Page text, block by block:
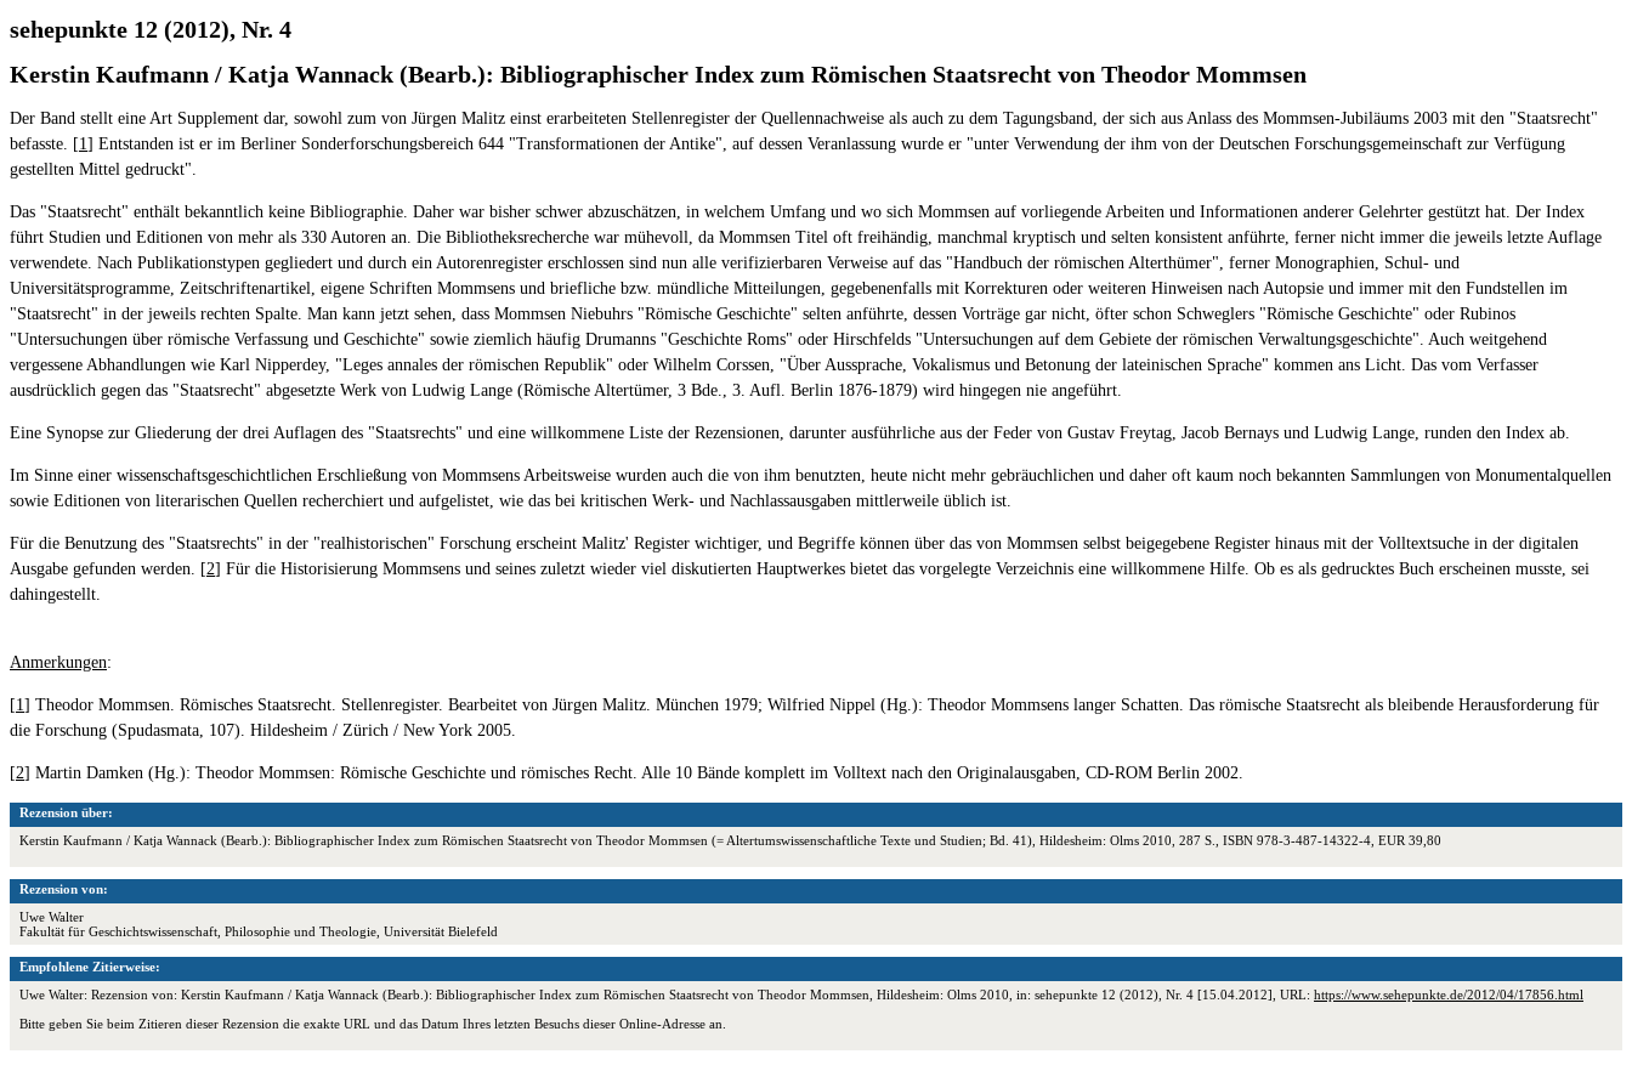
sehepunkte 12 (2012), Nr. 4
Kerstin Kaufmann / Katja Wannack (Bearb.): Bibliographischer Index zum Römischen Staatsrecht von Theodor Mommsen
Der Band stellt eine Art Supplement dar, sowohl zum von Jürgen Malitz einst erarbeiteten Stellenregister der Quellennachweise als auch zu dem Tagungsband, der sich aus Anlass des Mommsen-Jubiläums 2003 mit den "Staatsrecht"
befasste. [1 ] Entstanden ist er im Berliner Sonderforschungsbereich 644 "Transformationen der Antike", auf dessen Veranlassung wurde er "unter Verwendung der ihm von der Deutschen Forschungsgemeinschaft zur Verfügung
gestellten Mittel gedruckt".
Das "Staatsrecht" enthält bekanntlich keine Bibliographie. Daher war bisher schwer abzuschätzen, in welchem Umfang und wo sich Mommsen auf vorliegende Arbeiten und Informationen anderer Gelehrter gestützt hat. Der Index
führt Studien und Editionen von mehr als 330 Autoren an. Die Bibliotheksrecherche war mühevoll, da Mommsen Titel oft freihändig, manchmal kryptisch und selten konsistent anführte, ferner nicht immer die jeweils letzte Auflage
verwendete. Nach Publikationstypen gegliedert und durch ein Autorenregister erschlossen sind nun alle verifizierbaren Verweise auf das "Handbuch der römischen Alterthümer", ferner Monographien, Schul- und
Universitätsprogramme, Zeitschriftenartikel, eigene Schriften Mommsens und briefliche bzw. mündliche Mitteilungen, gegebenenfalls mit Korrekturen oder weiteren Hinweisen nach Autopsie und immer mit den Fundstellen im
"Staatsrecht" in der jeweils rechten Spalte. Man kann jetzt sehen, dass Mommsen Niebuhrs "Römische Geschichte" selten anführte, dessen Vorträge gar nicht, öfter schon Schweglers "Römische Geschichte" oder Rubinos
"Untersuchungen über römische Verfassung und Geschichte" sowie ziemlich häufig Drumanns "Geschichte Roms" oder Hirschfelds "Untersuchungen auf dem Gebiete der römischen Verwaltungsgeschichte". Auch weitgehend
vergessene Abhandlungen wie Karl Nipperdey, "Leges annales der römischen Republik" oder Wilhelm Corssen, "Über Aussprache, Vokalismus und Betonung der lateinischen Sprache" kommen ans Licht. Das vom Verfasser
ausdrücklich gegen das "Staatsrecht" abgesetzte Werk von Ludwig Lange (Römische Altertümer, 3 Bde., 3. Aufl. Berlin 1876-1879) wird hingegen nie angeführt.
Eine Synopse zur Gliederung der drei Auflagen des "Staatsrechts" und eine willkommene Liste der Rezensionen, darunter ausführliche aus der Feder von Gustav Freytag, Jacob Bernays und Ludwig Lange, runden den Index ab.
Im Sinne einer wissenschaftsgeschichtlichen Erschließung von Mommsens Arbeitsweise wurden auch die von ihm benutzten, heute nicht mehr gebräuchlichen und daher oft kaum noch bekannten Sammlungen von Monumentalquellen
sowie Editionen von literarischen Quellen recherchiert und aufgelistet, wie das bei kritischen Werk- und Nachlassausgaben mittlerweile üblich ist.
Für die Benutzung des "Staatsrechts" in der "realhistorischen" Forschung erscheint Malitz' Register wichtiger, und Begriffe können über das von Mommsen selbst beigegebene Register hinaus mit der Volltextsuche in der digitalen
Ausgabe gefunden werden. [2] Für die Historisierung Mommsens und seines zuletzt wieder viel diskutierten Hauptwerkes bietet das vorgelegte Verzeichnis eine willkommene Hilfe. Ob es als gedrucktes Buch erscheinen musste, sei
dahingestellt.
Anmerkungen:
[1 ] Theodor Mommsen. Römisches Staatsrecht. Stellenregister. Bearbeitet von Jürgen Malitz. München 1979; Wilfried Nippel (Hg.): Theodor Mommsens langer Schatten. Das römische Staatsrecht als bleibende Herausforderung für
die Forschung (Spudasmata, 107). Hildesheim / Zürich / New York 2005.
[2] Martin Damken (Hg.): Theodor Mommsen: Römische Geschichte und römisches Recht. Alle 10 Bände komplett im Volltext nach den Originalausgaben, CD-ROM Berlin 2002.
Rezension über:
Kerstin Kaufmann / Katja Wannack (Bearb.): Bibliographischer Index zum Römischen Staatsrecht von Theodor Mommsen (= Altertumswissenschaftliche Texte und Studien; Bd. 41), Hildesheim: Olms 2010, 287 S., ISBN 978-3-487-14322-4, EUR 39,80
Rezension von:
Uwe Walter
Fakultät für Geschichtswissenschaft, Philosophie und Theologie, Universität Bielefeld
Empfohlene Zitierweise:
Uwe Walter: Rezension von: Kerstin Kaufmann / Katja Wannack (Bearb.): Bibliographischer Index zum Römischen Staatsrecht von Theodor Mommsen, Hildesheim: Olms 2010, in: sehepunkte 12 (2012), Nr. 4 [15.04.2012], URL: https://www.sehepunkte.de/2012/04/17856.html
Bitte geben Sie beim Zitieren dieser Rezension die exakte URL und das Datum Ihres letzten Besuchs dieser Online-Adresse an.